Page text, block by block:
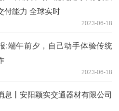
付能力 全球实时
2023-06-18
:端午前夕，自己动手体验传统
2023-06-18
息丨安阳颖实交通器材有限公司